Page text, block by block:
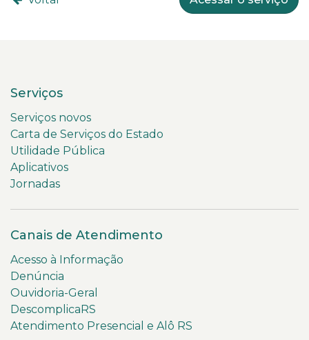
Serviços
Serviços novos
Carta de Serviços do Estado
Utilidade Pública
Aplicativos
Jornadas
Canais de Atendimento
Acesso à Informação
Denúncia
Ouvidoria-Geral
DescomplicaRS
Atendimento Presencial e Alô RS